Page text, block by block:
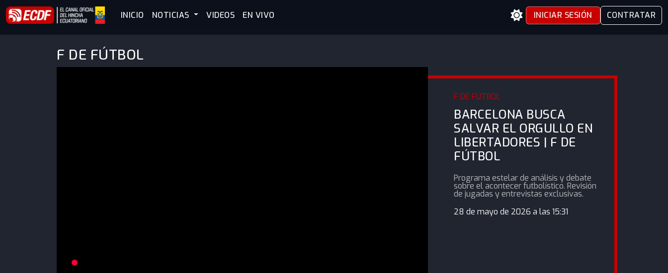
INICIO NOTICIAS VIDEOS EN VIVO INICIAR SESIÓN CONTRATAR
F DE FÚTBOL
F DE FÚTBOL
BARCELONA BUSCA
SALVAR EL ORGULLO EN
LIBERTADORES | F DE
FÚTBOL
Programa estelar de análisis y debate
sobre el acontecer futbolístico. Revisión
de jugadas y entrevistas exclusivas.
28 de mayo de 2026 a las 15:31